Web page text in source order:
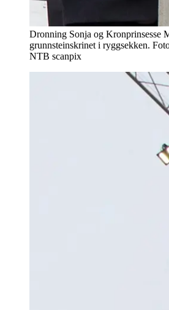
Dronning Sonja og Kronprinsesse
grunnsteinskrinet i ryggsekken.
NTB scanpix